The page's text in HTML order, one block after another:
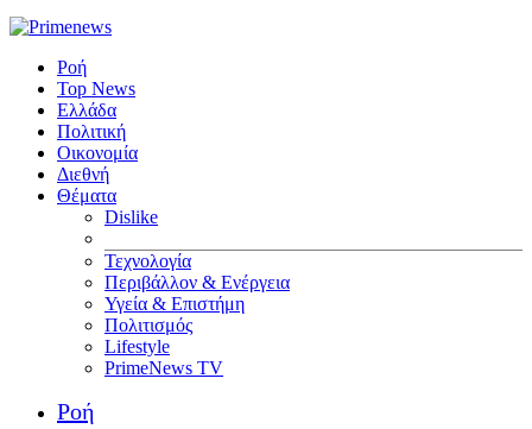
Ροή
Top News
Ελλάδα
Πολιτική
Οικονομία
Διεθνή
Θέματα
Dislike
Τεχνολογία
Περιβάλλον & Ενέργεια
Υγεία & Επιστήμη
Πολιτισμός
Lifestyle
PrimeNews TV
Ροή